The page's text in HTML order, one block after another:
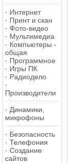
· Интернет
· Принт и скан
· Фото-видео
· Мультимедиа
· Компьютеры -
общая
· Программное
· Игры ПК
· Радиодело
·
Производители
· Динамики,
микрофоны
· Безопасность
· Телефония
· Создание
сайтов